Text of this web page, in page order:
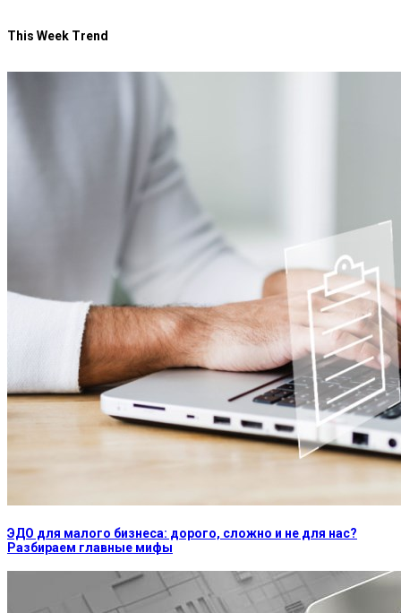
This Week Trend
ЭДО для малого бизнеса: дорого, сложно и не для нас?
Разбираем главные мифы